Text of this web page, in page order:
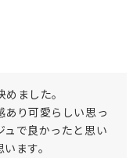
ました。
あり可愛らしい思っ
ュで良かったと思い
ます。